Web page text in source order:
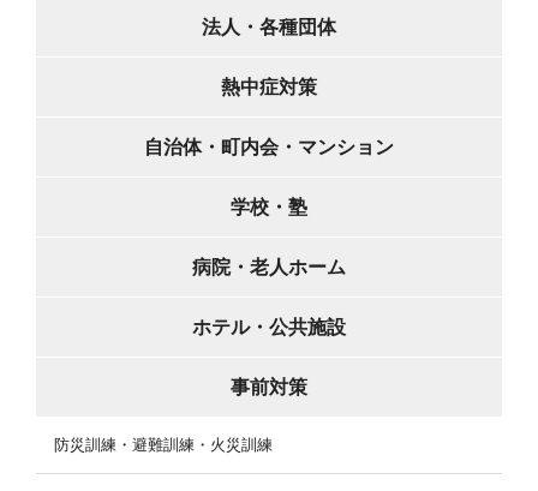
法人・各種団体
熱中症対策
自治体・町内会・マンション
学校・塾
病院・老人ホーム
ホテル・公共施設
事前対策
防災訓練・避難訓練・火災訓練